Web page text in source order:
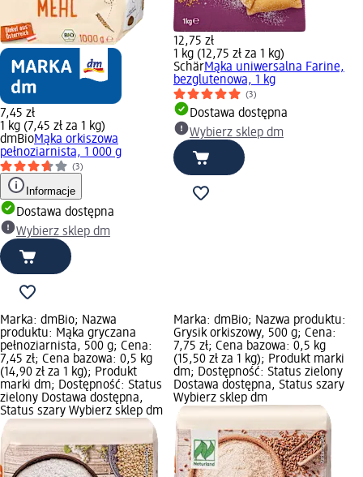
7,45 zł
1 kg (7,45 zł za 1 kg)
dmBioMąka orkiszowa
pełnoziarnista, 1 000 g
(3)
Informacje
Dostawa dostępna
Wybierz sklep dm
12,75 zł
1 kg (12,75 zł za 1 kg)
SchärMąka uniwersalna Farine,
bezglutenowa, 1 kg
(3)
Dostawa dostępna
Wybierz sklep dm
Marka: dmBio; Nazwa
produktu: Mąka gryczana
pełnoziarnista, 500 g; Cena:
7,45 zł; Cena bazowa: 0,5 kg
(14,90 zł za 1 kg); Produkt
marki dm; Dostępność: Status
zielony Dostawa dostępna,
Status szary Wybierz sklep dm
Marka: dmBio; Nazwa produktu:
Grysik orkiszowy, 500 g; Cena:
7,75 zł; Cena bazowa: 0,5 kg
(15,50 zł za 1 kg); Produkt marki
dm; Dostępność: Status zielony
Dostawa dostępna, Status szary
Wybierz sklep dm